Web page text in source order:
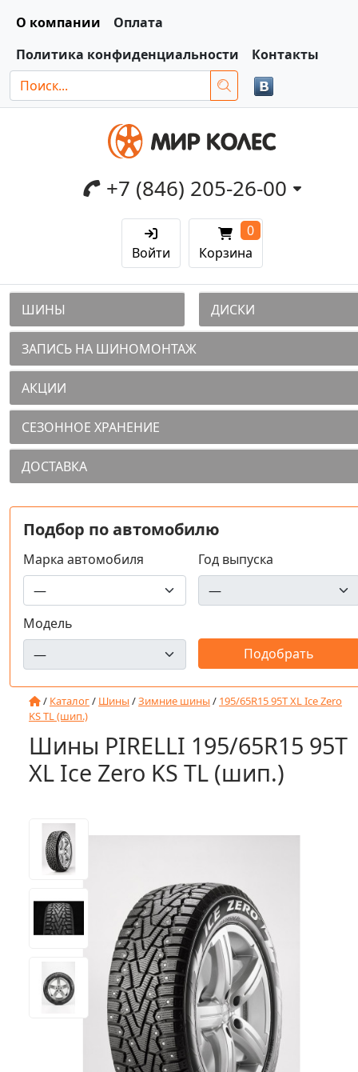
О компании
Оплата
Политика конфиденциальности
Контакты
+7 (846) 205-26-00
Войти Корзина
0
ШИНЫ ДИСКИ
ЗАПИСЬ НА ШИНОМОНТАЖ
АКЦИИ
СЕЗОННОЕ ХРАНЕНИЕ
ДОСТАВКА
Подбор по автомобилю
Марка автомобиля Год выпуска
Модель
/ Каталог/ Шины /Зимние шины / 195/65R15 95T XL Ice Zero
KS TL (шип.)
Шины PIRELLI 195/65R15 95T
XL Ice Zero KS TL (шип.)